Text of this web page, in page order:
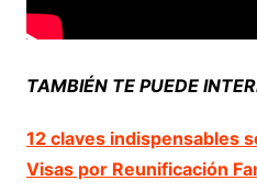
TAMBIÉN TE PUEDE
12 claves indispensables
Visas por Reunificación